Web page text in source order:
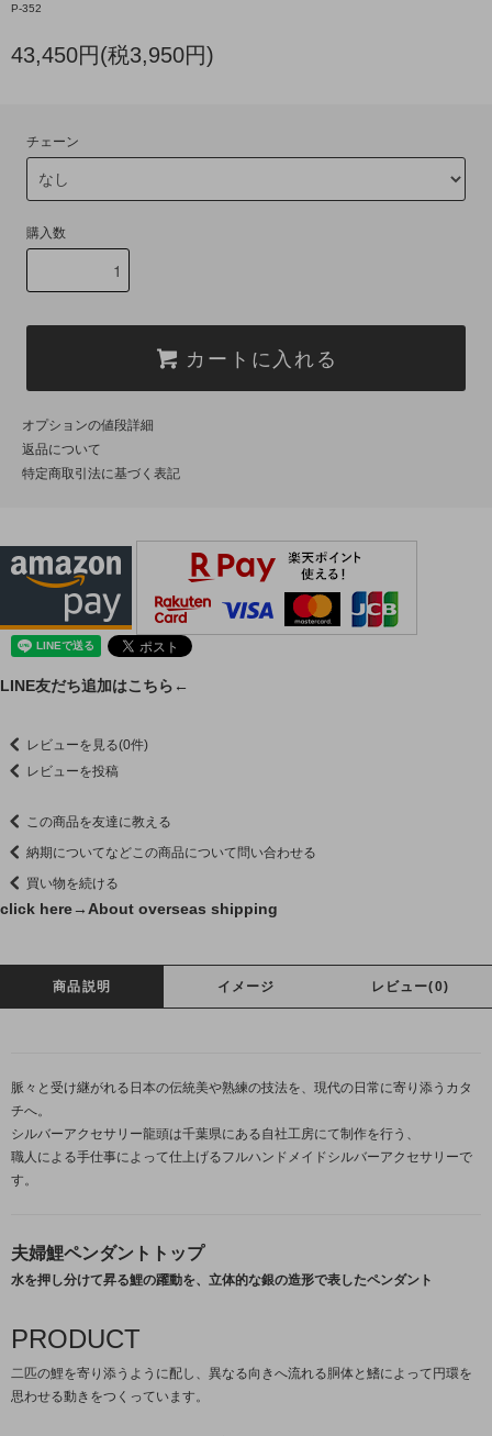
P-352
43,450円(税3,950円)
チェーン
購入数
カートに入れる
オプションの値段詳細
返品について
特定商取引法に基づく表記
LINE友だち追加はこちら←
レビューを見る(0件)
レビューを投稿
この商品を友達に教える
納期についてなどこの商品について問い合わせる
買い物を続ける
click here→ About overseas shipping
商品説明 イメージ レビュー(0)
脈々と受け継がれる日本の伝統美や熟練の技法を、現代の日常に寄り添うカタ
チへ。
シルバーアクセサリー龍頭は千葉県にある自社工房にて制作を行う、
職人による手仕事によって仕上げるフルハンドメイドシルバーアクセサリーで
す。
夫婦鯉ペンダントトップ
水を押し分けて昇る鯉の躍動を、立体的な銀の造形で表したペンダント
PRODUCT
二匹の鯉を寄り添うように配し、異なる向きへ流れる胴体と鰭によって円環を
思わせる動きをつくっています。